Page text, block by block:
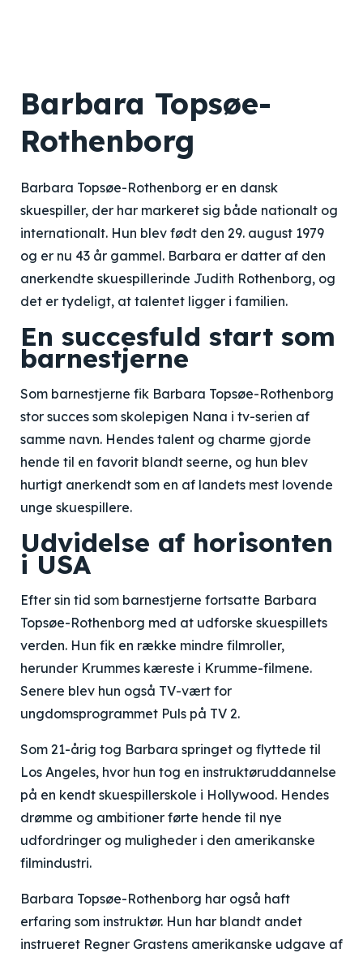
Barbara Topsøe-
Rothenborg
Barbara Topsøe-Rothenborg er en dansk
skuespiller, der har markeret sig både nationalt og
internationalt. Hun blev født den 29. august 1979
og er nu 43 år gammel. Barbara er datter af den
anerkendte skuespillerinde Judith Rothenborg, og
det er tydeligt, at talentet ligger i familien.
En succesfuld start som
barnestjerne
Som barnestjerne fik Barbara Topsøe-Rothenborg
stor succes som skolepigen Nana i tv-serien af
samme navn. Hendes talent og charme gjorde
hende til en favorit blandt seerne, og hun blev
hurtigt anerkendt som en af landets mest lovende
unge skuespillere.
Udvidelse af horisonten
i USA
Efter sin tid som barnestjerne fortsatte Barbara
Topsøe-Rothenborg med at udforske skuespillets
verden. Hun fik en række mindre filmroller,
herunder Krummes kæreste i Krumme-filmene.
Senere blev hun også TV-vært for
ungdomsprogrammet Puls på TV 2.
Som 21-årig tog Barbara springet og flyttede til
Los Angeles, hvor hun tog en instruktøruddannelse
på en kendt skuespillerskole i Hollywood. Hendes
drømme og ambitioner førte hende til nye
udfordringer og muligheder i den amerikanske
filmindustri.
Barbara Topsøe-Rothenborg har også haft
erfaring som instruktør. Hun har blandt andet
instrueret Regner Grastens amerikanske udgave af